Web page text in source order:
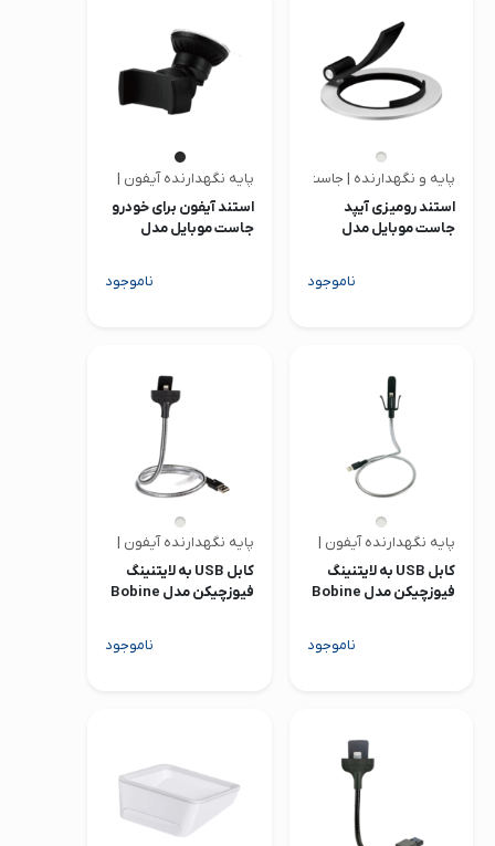
پایه و نگهدارنده | جاست موبایل
استند رومیزی آیپد
جاست موبایل مدل
ناموجود
پایه نگهدارنده آیفون | جاست موبایل
استند آیفون برای خودرو
جاست موبایل مدل
ناموجود
پایه نگهدارنده آیفون | فیوزچیکن
کابل USB به لایتنینگ
فیوزچیکن مدل Bobine
ناموجود
پایه نگهدارنده آیفون | فیوزچیکن
کابل USB به لایتنینگ
فیوزچیکن مدل Bobine
ناموجود